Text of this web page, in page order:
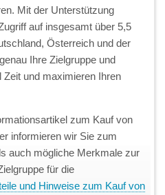
Mit der Unterstützung
auf insgesamt über 5,5
Österreich und der
Ihre Zielgruppe und
und maximieren Ihren
zum Kauf von
informieren wir Sie zum
auch mögliche Merkmale zur
für die
und Hinweise zum Kauf von